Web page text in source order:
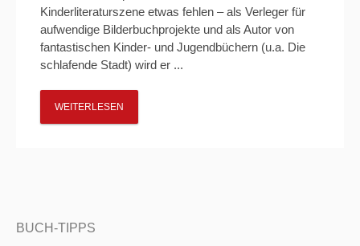
Kinderliteraturszene etwas fehlen – als Verleger für
aufwendige Bilderbuchprojekte und als Autor von
fantastischen Kinder- und Jugendbüchern (u.a. Die
schlafende Stadt) wird er ...
WEITERLESEN
BUCH-TIPPS